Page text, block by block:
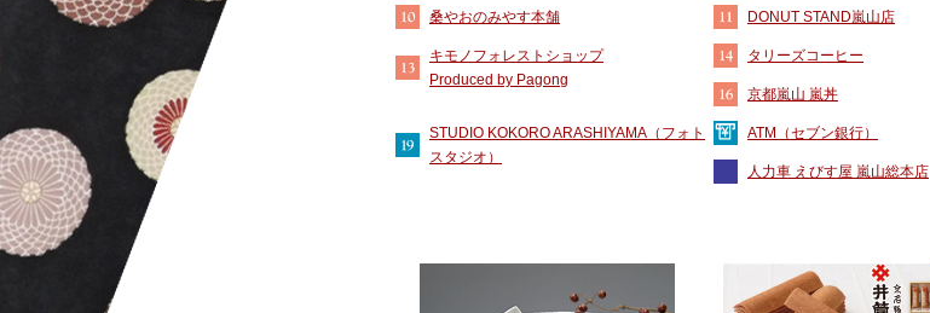
桑やおのみやす本舗 DONUT STAND嵐山店
キモノフォレストショップ
Produced by Pagong
タリーズコーヒー
京都嵐山 嵐丼
STUDIO KOKORO ARASHIYAMA（フォト
スタジオ）
ATM（セブン銀行）
人力車 えびす屋 嵐山総本店